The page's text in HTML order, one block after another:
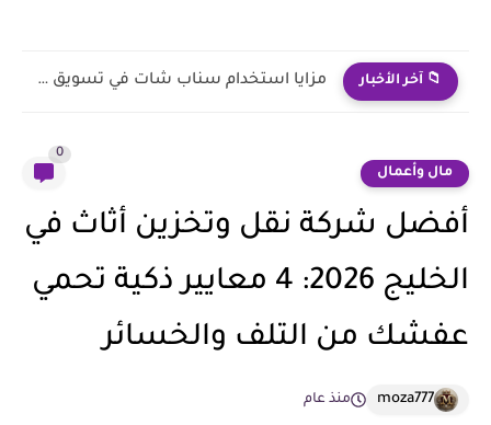
📁 آخر الأخبار دراسة عن آخر اتجاهات الأعمال على سناب شات
مال وأعمال
0
أفضل شركة نقل وتخزين أثاث في
الخليج 2026: 4 معايير ذكية تحمي
عفشك من التلف والخسائر
moza777 منذ عام